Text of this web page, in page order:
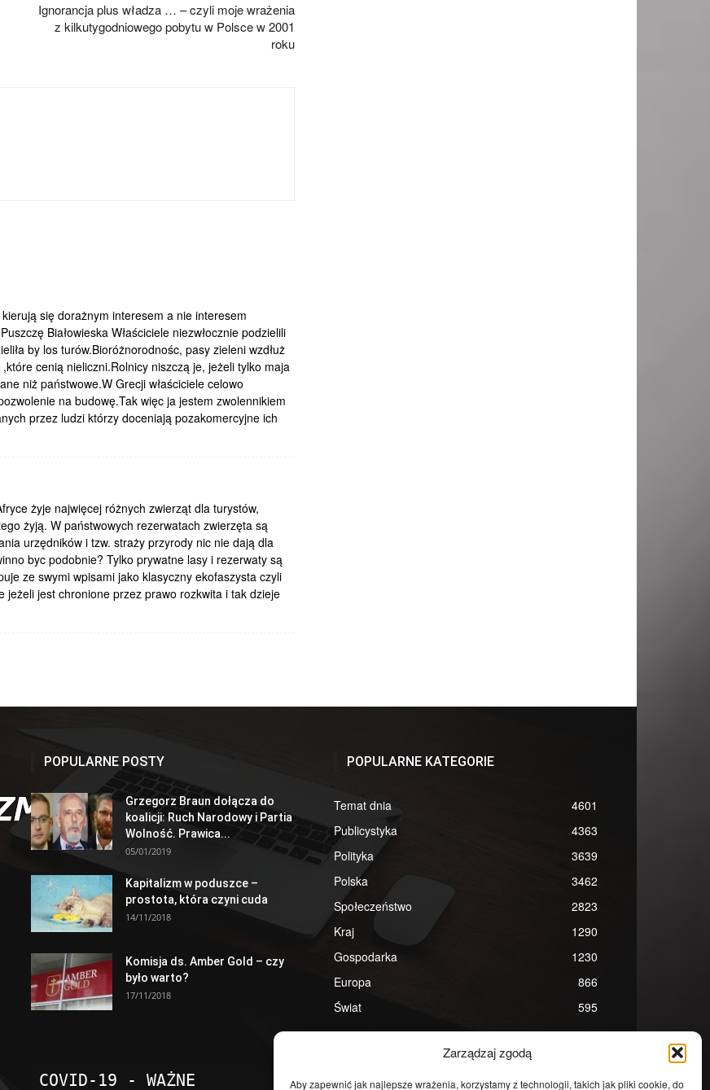
Zarządzaj zgodą
Aby zapewnić jak najlepsze wrażenia, korzystamy z technologii, takich jak pliki cookie, do
Ignorancja plus władza … – czyli moje wrażenia
z kilkutygodniowego pobytu w Polsce w 2001
roku
się dorażnym interesem a nie interesem
Białowieska Właściciele niezwłocznie podzielili
by los turów.Bioróżnorodnośc, pasy zieleni wzdłuż
cenią nieliczni.Rolnicy niszczą je, jeżeli tylko maja
niż państwowe.W Grecji właściciele celowo
na budowę.Tak więc ja jestem zwolennikiem
przez ludzi którzy doceniają pozakomercyjne ich
żyje najwięcej różnych zwierząt dla turystów,
żyją. W państwowych rezerwatach zwierzęta są
urzędników i tzw. straży przyrody nic nie dają dla
byc podobnie? Tylko prywatne lasy i rezerwaty są
ze swymi wpisami jako klasyczny ekofaszysta czyli
jeżeli jest chronione przez prawo rozkwita i tak dzieje
POPULARNE POSTY
Grzegorz Braun dołącza do
koalicji: Ruch Narodowy i Partia
Wolność. Prawica...
05/01/2019
Kapitalizm w poduszce –
prostota, która czyni cuda
14/11/2018
Komisja ds. Amber Gold – czy
było warto?
17/11/2018
COVID-19 - WAŻNE
POPULARNE KATEGORIE
Temat dnia
4601
Publicystyka
4363
Polityka
3639
Polska
3462
Społeczeństwo
2823
Kraj
1290
Gospodarka
1230
Europa
866
Świat
595